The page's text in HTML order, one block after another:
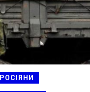
РОСІЯНИ